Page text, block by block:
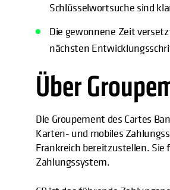
Schlüsselwortsuche sind
Die gewonnene Zeit
nächsten
Über
Die Groupement des Cartes
Karten- und mobiles
Frankreich bereitzustellen.
Zahlungssystem.